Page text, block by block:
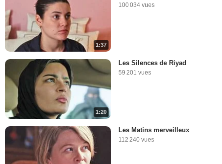
1:37
100 034 vues
1:20
Les Silences de Riyad
59 201 vues
Les Matins merveilleux
112 240 vues